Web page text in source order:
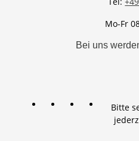
Mo-Fr
Bei uns
Bitte